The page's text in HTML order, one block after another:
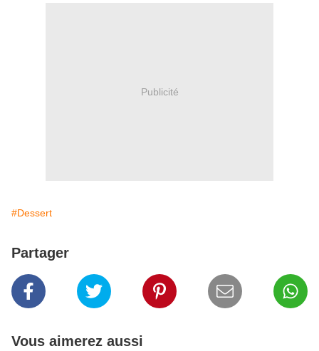
Publicité
#Dessert
Partager
Vous aimerez aussi